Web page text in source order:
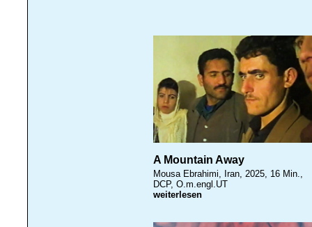
A Mountain Away
Mousa Ebrahimi, Iran, 2025, 16 Min.,
DCP, O.m.engl.UT
weiterlesen